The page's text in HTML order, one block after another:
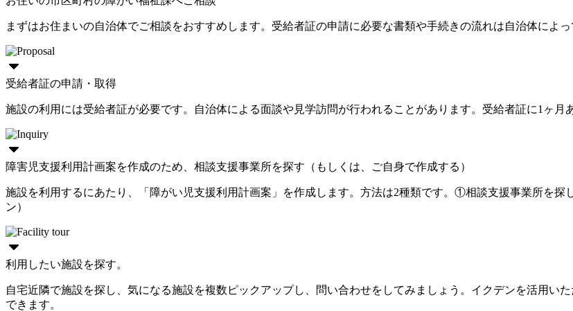
まずはお住まいの自治体でご相談をおすすめします。受給者証の申請に必要な書類や手続きの流れは自治体によ
受給者証の申請・取得
施設の利用には受給者証が必要です。自治体による面談や見学訪問が行われることがあります。受給者証に1ヶ月
障害児支援利用計画案を作成のため、相談支援事業所を探す（もしくは、ご自身で作成する）
施設を利用するにあたり、「障がい児支援利用計画案」を作成します。方法は2種類です。①相談支援事業所を
ン）
利用したい施設を探す。
自宅近隣で施設を探し、気になる施設を複数ピックアップし、問い合わせをしてみましょう。イクデンを活用い
できます。